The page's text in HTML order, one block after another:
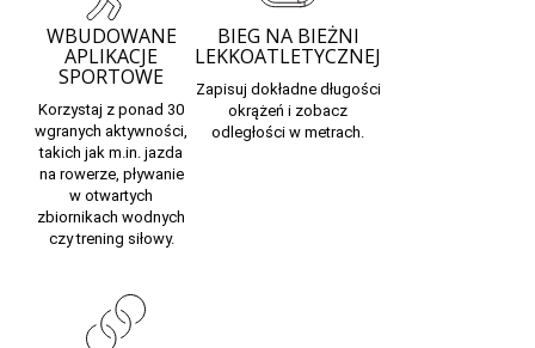
WBUDOWANE
APLIKACJE
SPORTOWE
Korzystaj z ponad 30
wgranych aktywności,
takich jak m.in. jazda
na rowerze, pływanie
w otwartych
zbiornikach wodnych
czy trening siłowy.
BIEG NA BIEŻNI
LEKKOATLETYCZNEJ
Zapisuj dokładne długości
okrążeń i zobacz
odległości w metrach.